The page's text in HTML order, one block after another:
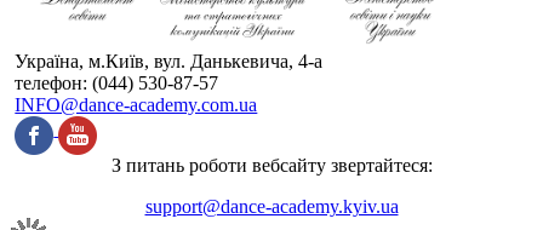
Україна, м.Київ, вул. Данькевича, 4-а
телефон: (044) 530-87-57
INFO@dance-academy.com.ua